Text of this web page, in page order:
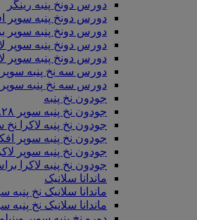
دورس دونخ پنبه رینگر
دورس دونخ پنبه سوپر
دورس دونخ پنبه سوپر
دورس دونخ پنبه سوپر لاکرا ۱.۳۰ خار
دورس دونخ پنبه سوپر لاکرا ۱.۳۰ خار
دورس سه نخ پنبه
دورس سه نخ پنبه سوپر
جودون نخ پنبه
جودون نخ پنبه سوپر ۱.۲۸
جودون نخ پنبه لاکرا نخ
جودون نخ پنبه سوپر افکتدار
جودون نخ پنبه سوپر لاکرا
جودون نخ پنبه لاکرا
ماندانا سلانیک
ماندانا سلانیک نخ پنبه سوپر
ماندانا سلانیک نخ پنبه سوپر